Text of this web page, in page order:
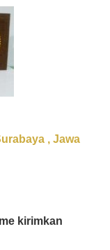
, Jawa
kirimkan